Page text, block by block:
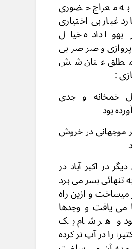
به معراج حضوری
غبار بی اختیاری
بهوا داده خیال
و صر صر بی
مطلق عنان شش
:
خمخانه و جدی
بود
موجهانی در خروش
در اکبر آباد در
تنهائی بسر می برد
میساخت و ازین راه
می یافت و وجدها
و هر شام یک
را در آب تر کرده